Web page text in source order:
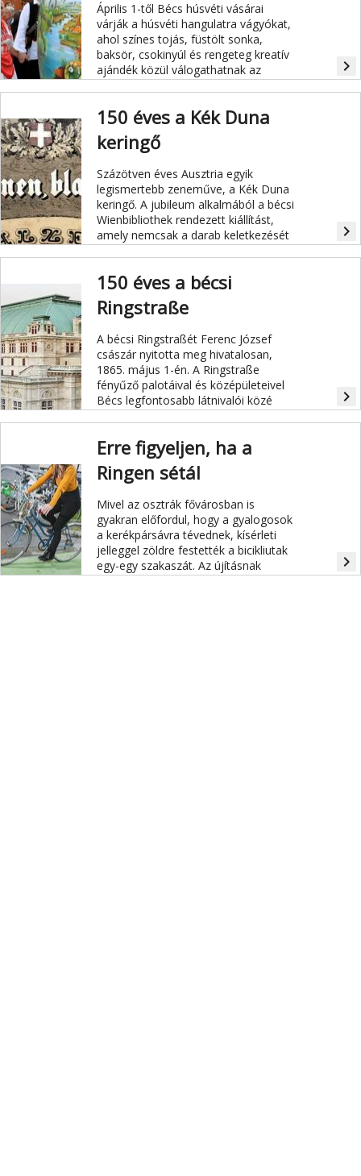
Április 1-től Bécs húsvéti vásárai
várják a húsvéti hangulatra vágyókat,
ahol színes tojás, füstölt sonka,
baksör, csokinyúl és rengeteg kreatív
ajándék közül válogathatnak az
navigate_next
150 éves a Kék Duna
keringő
Százötven éves Ausztria egyik
legismertebb zeneműve, a Kék Duna
keringő. A jubileum alkalmából a bécsi
Wienbibliothek rendezett kiállítást,
amely nemcsak a darab keletkezését
navigate_next
150 éves a bécsi
Ringstraße
A bécsi Ringstraßét Ferenc József
császár nyitotta meg hivatalosan,
1865. május 1-én. A Ringstraße
fényűző palotáival és középületeivel
Bécs legfontosabb látnivalói közé
navigate_next
Erre figyeljen, ha a
Ringen sétál
Mivel az osztrák fővárosban is
gyakran előfordul, hogy a gyalogosok
a kerékpársávra tévednek, kísérleti
jelleggel zöldre festették a bicikliutak
egy-egy szakaszát. Az újításnak
navigate_next